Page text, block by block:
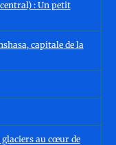
central) : Un petit
capitale de la
au cœur de